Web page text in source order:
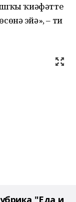
ҡиәфәтте
эйә», – ти
"Еда и